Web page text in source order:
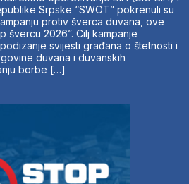
Srpske “SWOT” pokrenuli su
protiv šverca duvana, ove
švercu 2026”. Cilj kampanje
svijesti građana o štetnosti i
duvana i duvanskih
borbe […]